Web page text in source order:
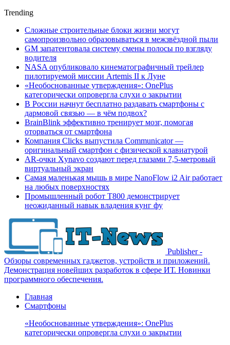
Trending
Сложные строительные блоки жизни могут
самопроизвольно образовываться в межзвёздной пыли
GM запатентовала систему смены полосы по взгляду
водителя
NASA опубликовало кинематографичный трейлер
пилотируемой миссии Artemis II к Луне
«Необоснованные утверждения»: OnePlus
категорически опровергла слухи о закрытии
В России начнут бесплатно раздавать смартфоны с
дармовой связью — в чём подвох?
BrainBlink эффективно тренирует мозг, помогая
оторваться от смартфона
Компания Clicks выпустила Communicator —
оригинальный смартфон с физической клавиатурой
AR-очки Xynavo создают перед глазами 7,5-метровый
виртуальный экран
Самая маленькая мышь в мире NanoFlow i2 Air работает
на любых поверхностях
Промышленный робот Т800 демонстрирует
неожиданный навык владения кунг фу
Publisher -
Обзоры современных гаджетов, устройств и приложений.
Демонстрация новейших разработок в сфере ИТ. Новинки
программного обеспечения.
Главная
Смартфоны
«Необоснованные утверждения»: OnePlus
категорически опровергла слухи о закрытии